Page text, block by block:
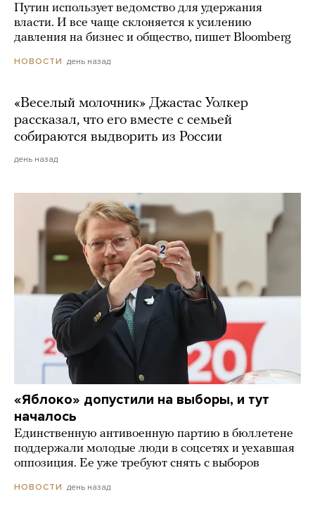
Путин использует ведомство для удержания
власти. И все чаще склоняется к усилению
давления на бизнес и общество, пишет Bloomberg
НОВОСТИ день назад
«Веселый молочник» Джастас Уолкер
рассказал, что его вместе с семьей
собираются выдворить из России
день назад
«Яблоко» допустили на выборы, и тут
началось
Единственную антивоенную партию в бюллетене
поддержали молодые люди в соцсетях и уехавшая
оппозиция. Ее уже требуют снять с выборов
НОВОСТИ день назад